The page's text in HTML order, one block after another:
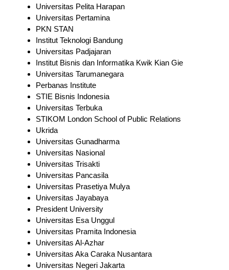
Universitas Pelita Harapan
Universitas Pertamina
PKN STAN
Institut Teknologi Bandung
Universitas Padjajaran
Institut Bisnis dan Informatika Kwik Kian Gie
Universitas Tarumanegara
Perbanas Institute
STIE Bisnis Indonesia
Universitas Terbuka
STIKOM London School of Public Relations
Ukrida
Universitas Gunadharma
Universitas Nasional
Universitas Trisakti
Universitas Pancasila
Universitas Prasetiya Mulya
Universitas Jayabaya
President University
Universitas Esa Unggul
Universitas Pramita Indonesia
Universitas Al-Azhar
Universitas Aka Caraka Nusantara
Universitas Negeri Jakarta